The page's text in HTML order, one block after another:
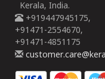
Kerala, India.
+919447945175,
+91471-2554670,
+91471-4851175